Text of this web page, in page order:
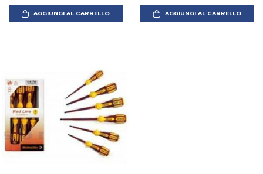
AGGIUNGI AL CARRELLO AGGIUNGI AL CARRELLO